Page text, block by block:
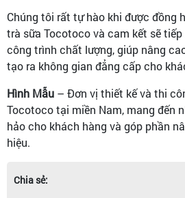
Chúng tôi rất tự hào khi được đồng
trà sữa Tocotoco và cam kết sẽ
công trình chất lượng, giúp nâng
tạo ra không gian đẳng cấp cho
Hình Mẫu – Đơn vị thiết kế và thi
Tocotoco tại miền Nam, mang đến
hảo cho khách hàng và góp phần
hiệu.
Chia sẻ: